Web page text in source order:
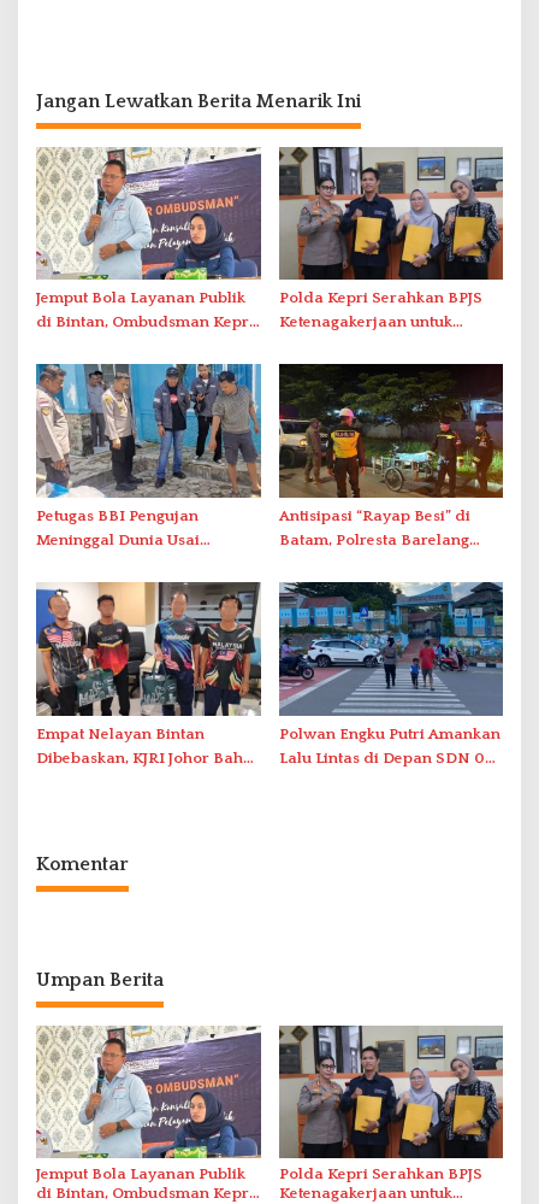
Jangan Lewatkan Berita Menarik Ini
Jemput Bola Layanan Publik
di Bintan, Ombudsman Kepri
Solar Nelayan
Polda Kepri Serahkan BPJS
Ketenagakerjaan untuk
Petugas BBI Pengujan
Meninggal Dunia Usai
Daud
Antisipasi “Rayap Besi” di
Batam, Polresta Barelang
Instansi
Empat Nelayan Bintan
Dibebaskan, KJRI Johor Bahru
Polwan Engku Putri Amankan
Lalu Lintas di Depan SDN 001
Komentar
Umpan Berita
Jemput Bola Layanan Publik
di Bintan, Ombudsman Kepri
Polda Kepri Serahkan BPJS
Ketenagakerjaan untuk